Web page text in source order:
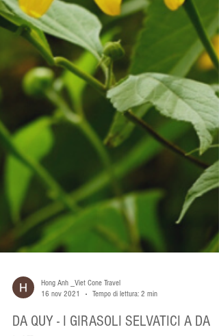
Hong Anh _Viet Cone Travel
16 nov 2021
Tempo di lettura: 2 min